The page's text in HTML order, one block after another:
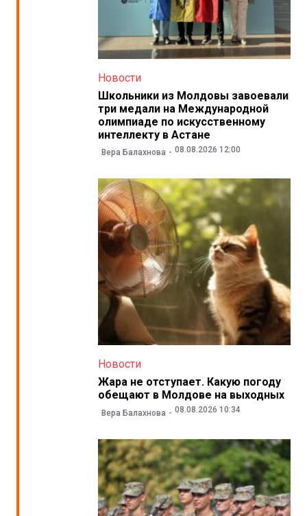
Новости
Школьники из Молдовы завоевали
три медали на Международной
олимпиаде по искусственному
интеллекту в Астане
Вера Балахнова 08.08.2026 12:00
Новости
Жара не отступает. Какую погоду
обещают в Молдове на выходных
Вера Балахнова 08.08.2026 10:34